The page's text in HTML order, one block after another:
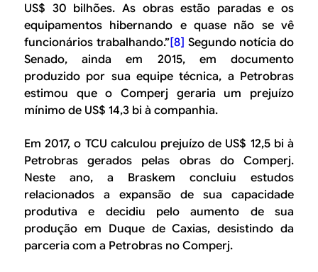
US$ 30 bilhões. As obras estão paradas e os
equipamentos hibernando e quase não se vê
funcionários trabalhando.”[8] Segundo notícia do
Senado, ainda em 2015, em documento
produzido por sua equipe técnica, a Petrobras
estimou que o Comperj geraria um prejuízo
mínimo de US$ 14,3 bi à companhia.
Em 2017, o TCU calculou prejuízo de US$ 12,5 bi à
Petrobras gerados pelas obras do Comperj.
Neste ano, a Braskem concluiu estudos
relacionados a expansão de sua capacidade
produtiva e decidiu pelo aumento de sua
produção em Duque de Caxias, desistindo da
parceria com a Petrobras no Comperj.